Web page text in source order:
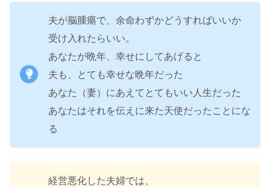
夫が脳腫瘍で、余命わずかどうすればいいか
受け入れたらいい。
あなたが晩年、幸せにしてあげると
夫も、とても幸せな晩年だった
あなた（妻）にあえてとてもいい人生だった
あなたはそれを伝えに来た天使だったことにな
る
経営悪化した夫婦では、